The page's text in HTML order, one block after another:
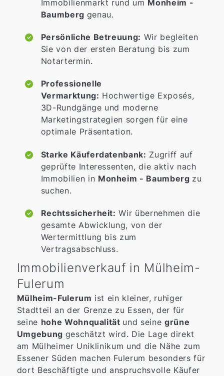
Immobilienmarkt rund um Monheim -
Baumberg genau.
Persönliche Betreuung: Wir begleiten
Sie von der ersten Beratung bis zum
Notartermin.
Professionelle
Vermarktung: Hochwertige Exposés,
3D-Rundgänge und moderne
Marketingstrategien sorgen für eine
optimale Präsentation.
Starke Käuferdatenbank: Zugriff auf
geprüfte Interessenten, die aktiv nach
Immobilien in Monheim - Baumberg zu
suchen.
Rechtssicherheit: Wir übernehmen die
gesamte Abwicklung, von der
Wertermittlung bis zum
Vertragsabschluss.
Immobilienverkauf in Mülheim-
Fulerum
Mülheim-Fulerum ist ein kleiner, ruhiger
Stadtteil an der Grenze zu Essen, der für
seine hohe Wohnqualität und seinegrüne
Umgebung geschätzt wird. Die Lage direkt
am Mülheimer Uniklinikum und die Nähe zum
Essener Süden machen Fulerum besonders für
dort Beschäftigte und anspruchsvolle Käufer